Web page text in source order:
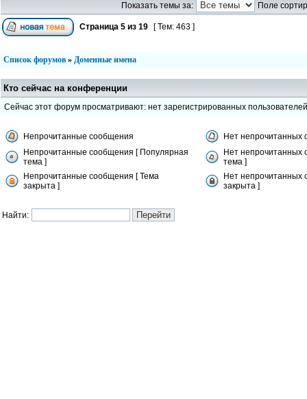
Показать темы за: Поле
Страница 5 из 19 [ Тем: 463 ]
Список форумов » Доменные имена
Кто сейчас на конференции
Сейчас этот форум просматривают: нет зарегистрированных пользователей
Непрочитанные сообщения
Нет непрочитанных
Непрочитанные сообщения [ Популярная
тема ]
Нет непрочитанных
тема ]
Непрочитанные сообщения [ Тема
закрыта ]
Нет непрочитанных
закрыта ]
Найти: